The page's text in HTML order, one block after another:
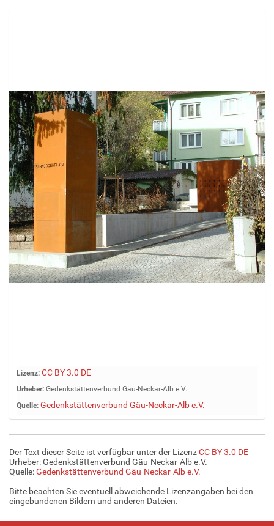
Z
e
g
e
B
l
d
n
v
Lizenz: CC BY 3.0 DE
Urheber: Gedenkstättenverbund Gäu-Neckar-Alb e.V.
Quelle: Gedenkstättenverbund Gäu-Neckar-Alb e.V.
Der Text dieser Seite ist verfügbar unter der LizenzCC BY 3.0 DE
Urheber: Gedenkstättenverbund Gäu-Neckar-Alb e.V.
Quelle:Gedenkstättenverbund Gäu-Neckar-Alb e.V.
Bitte beachten Sie eventuell abweichende Lizenzangaben bei den
eingebundenen Bildern und anderen Dateien.